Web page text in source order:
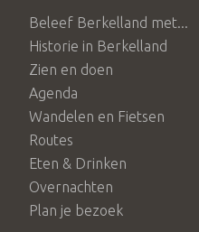
Beleef Berkelland met...
Historie in Berkelland
Zien en doen
Agenda
Wandelen en Fietsen
Routes
Eten & Drinken
Overnachten
Plan je bezoek